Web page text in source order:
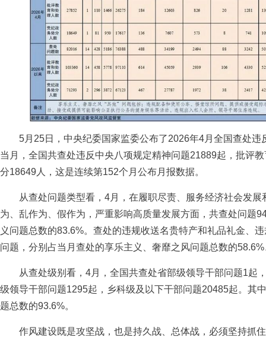
5月25日，中央纪委国家监委公布了2026年4月全国查处违
当月，全国共查处违反中央八项规定精神问题21889起，批评
分18649人，这是连续第152个月公布月报数据。
从查处问题类型看，4月，在履职尽责、服务经济社会发展
为、乱作为、假作为，严重影响高质量发展方面，共查处问题
义问题总数的83.6%。查处的违规收送名贵特产和礼品礼金、
问题，分别占当月查处的享乐主义、奢靡之风问题总数的
从查处级别看，4月，全国共查处省部级领导干部问题1起
级领导干部问题1295起，乡科级及以下干部问题20485起。其
题总数的93.6%。
作风建设既是攻坚战，也是持久战、总体战，必须坚持抓